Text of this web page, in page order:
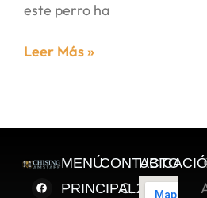
este perro ha
Leer Más »
MENÚ
PRINCIPAL
CONTACTO
C. 2 Sur